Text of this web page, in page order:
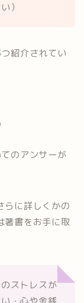
）
紹介されてい
のアンサーが
らに詳しくかの
著書をお手に取
ストレスが